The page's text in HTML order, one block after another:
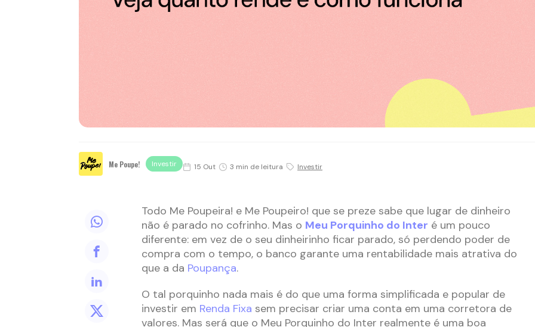
Me Poupe! Investir 15 Out 3 min de leitura Investir
Todo Me Poupeira! e Me Poupeiro! que se preze sabe que lugar de dinheiro
não é parado no cofrinho. Mas o Meu Porquinho do Inter é um pouco
diferente: em vez de o seu dinheirinho ficar parado, só perdendo poder de
compra com o tempo, o banco garante uma rentabilidade mais atrativa do
que a da Poupança.
O tal porquinho nada mais é do que uma forma simplificada e popular de
investir em Renda Fixa sem precisar criar uma conta em uma corretora de
valores. Mas será que o Meu Porquinho do Inter realmente é uma boa